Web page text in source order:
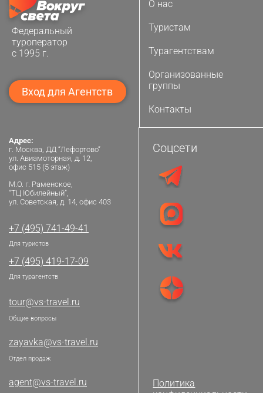
Федеральный
туроператор
с 1995 г.
Вход для Агентств
О нас
Туристам
Турагентствам
Организованные
группы
Контакты
Адрес:
г. Москва, ДД “Лефортово”
ул. Авиамоторная, д. 12,
офис 515 (5 этаж)
М.О. г. Раменское,
“ТЦ Юбилейный”,
ул. Советская, д. 14, офис 403
+7 (495) 741-49-41
Для туристов
+7 (495) 419-17-09
Для турагентств
tour@vs-travel.ru
Общие вопросы
zayavka@vs-travel.ru
Отдел продаж
agent@vs-travel.ru
Соцсети
Политика